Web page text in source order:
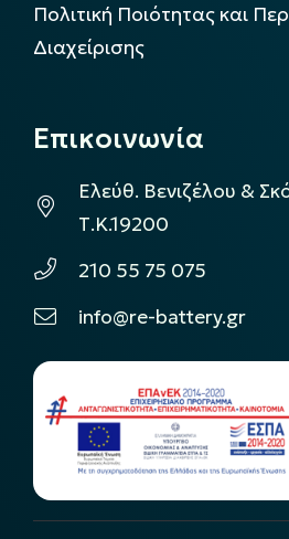
Πολιτική Ποιότητας και
Διαχείρισης
Επικοινωνία
Ελεύθ. Βενιζέλου &
Τ.Κ.19200
210 55 75 075
info@re-battery.gr